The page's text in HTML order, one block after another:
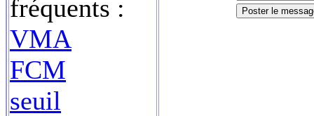
fréquents :
VMA
FCM
seuil